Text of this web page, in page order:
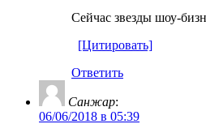
Сейчас звезды шоу-
[Цитировать]
Ответить
Санжар:
06/06/2018 в 05:39